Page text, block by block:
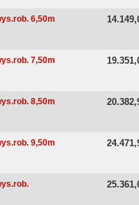
6,50m
7,50m
8,50m
9,50m